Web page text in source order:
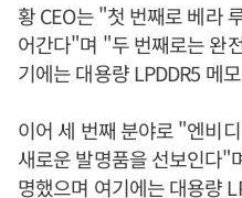
황 CEO는 "첫 번째로 베라
어간다"며 "두 번째로는 완
기에는 대용량 LPDDR5 메
이어 세 번째 분야로 "엔비
새로운 발명품을 선보인다"
명했으며 여기에는 대용량